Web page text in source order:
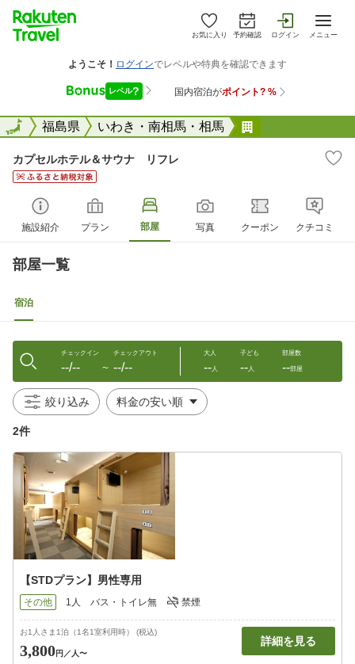
お気に入り 予約確認 ログイン メニュー
全国福島県 いわき・南相馬・相馬
全国
カプセルホテル＆サウナ リフレ
施設紹介 プラン 部屋 写真 クーポン クチコミ
部屋一覧
宿泊
チェックイン
--/-- 〜
チェックアウト
--/--
大人
--人
子ども
--人
部屋数
--部屋
絞り込み
2件
【STDプラン】男性専用
その他 1人 バス・トイレ無 禁煙
お1人さま1泊（1名1室利用時） (税込)
3,800円 ／人〜
詳細を見る